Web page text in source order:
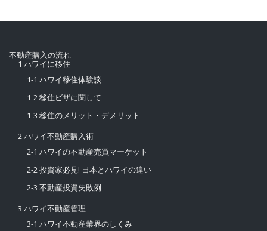
不動産購入の流れ
1 ハワイに移住
1-1 ハワイ移住体験談
1-2 移住ビザに関して
1-3 移住のメリット・デメリット
2 ハワイ不動産購入術
2-1 ハワイの不動産売買マーケット
2-2 投資家必見! 日本とハワイの違い
2-3 不動産投資失敗例
3 ハワイ不動産管理
3-1 ハワイ不動産業界のしくみ